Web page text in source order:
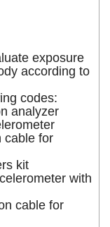
exposure
according to
codes:
analyzer
cable for
kit
with
cable for